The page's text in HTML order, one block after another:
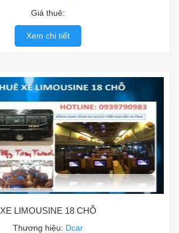
Giá thuê:
Xem chi tiết
XE LIMOUSINE 18 CHỖ
Thương hiệu: Dcar